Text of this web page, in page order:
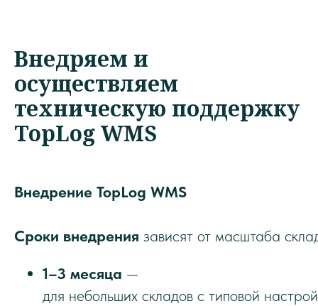
Внедряем и
осуществляем
техническую поддержку
TopLog WMS
Внедрение TopLog WMS
Сроки внедрения зависят от масштаба
1–3 месяца —
для небольших складов с типовой